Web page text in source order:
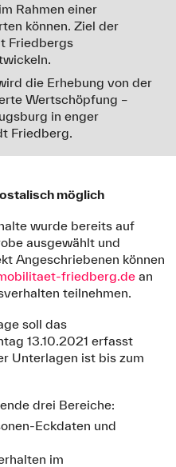
Rahmen einer
können. Ziel der
Friedbergs
die Erhebung von der
Wertschöpfung –
in enger
Friedberg.
möglich
wurde bereits auf
ausgewählt und
Angeschriebenen können
friedberg.dean
teilnehmen.
soll das
13.10.2021 erfasst
Unterlagen ist bis zum
drei Bereiche:
Eckdaten und
im